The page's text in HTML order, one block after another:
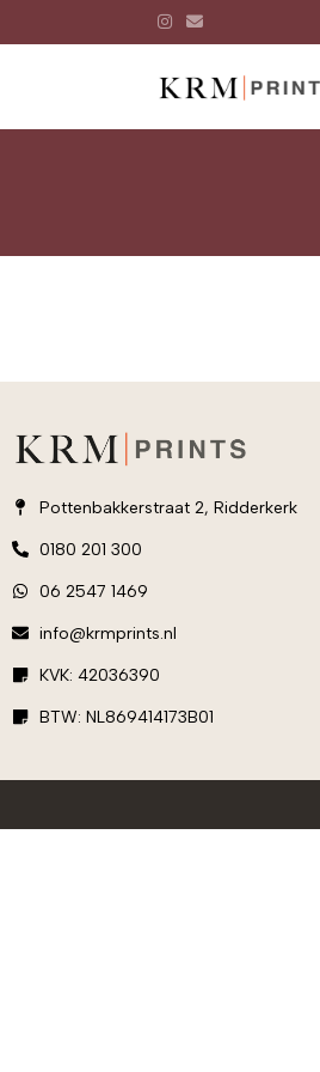
Pottenbakkerstraat 2, Ridderkerk
0180 201 300
06 2547 1469
info@krmprints.nl
KVK: 42036390
BTW: NL869414173B01